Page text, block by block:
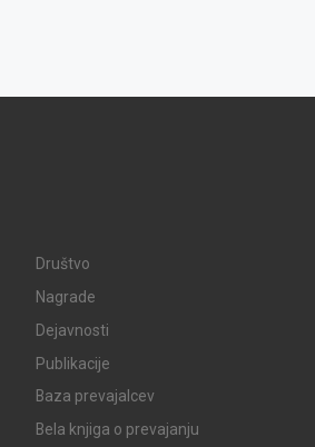
Društvo
Nagrade
Dejavnosti
Publikacije
Baza prevajalcev
Bela knjiga o prevajanju